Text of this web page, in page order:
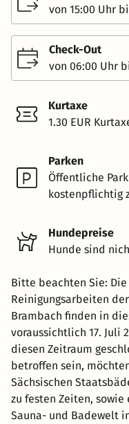
von 15:00 Uhr
Check-Out
von 06:00 Uhr
Kurtaxe
1.30 EUR
Parken
Öffentliche
kostenpflichtig
Hundepreise
Hunde sind
Bitte beachten Sie: Die
Reinigungsarbeiten
Brambach finden in
voraussichtlich 17. Juli
diesen Zeitraum
betroffen sein,
Sächsischen
zu festen Zeiten,
Sauna- und Badewelt